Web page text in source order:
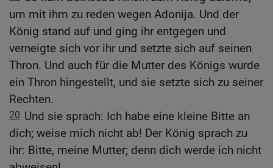
um mit ihm zu reden wegen Adonija. Und der
König stand auf und ging ihr entgegen und
verneigte sich vor ihr und setzte sich auf seinen
Thron. Und auch für die Mutter des Königs wurde
ein Thron hingestellt, und sie setzte sich zu seiner
Rechten.
20 Und sie sprach: Ich habe eine kleine Bitte an
dich; weise mich nicht ab! Der König sprach zu
ihr: Bitte, meine Mutter; denn dich werde ich nicht